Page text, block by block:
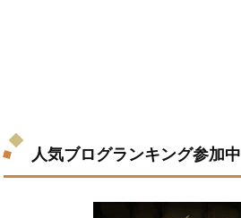
人気ブログランキング参加中